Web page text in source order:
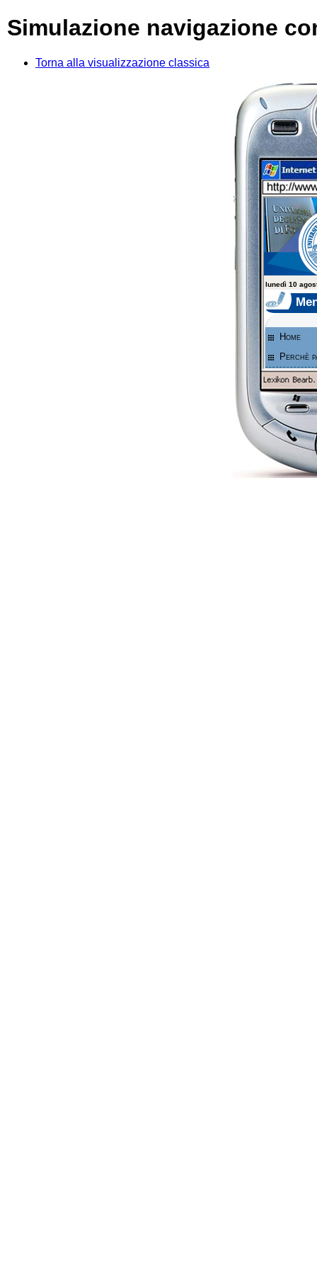
Simulazione navigazione
Torna alla visualizzazione classica